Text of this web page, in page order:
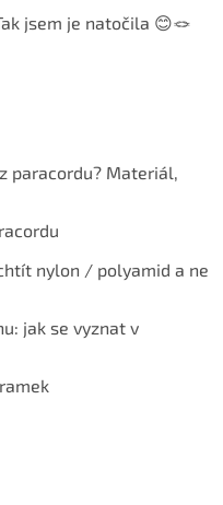
jsem je natočila 😊🪢
paracordu? Materiál,
nylon / polyamid a ne
jak se vyznat v